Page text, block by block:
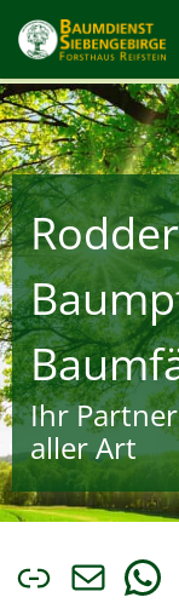
Zum Inhalt
Ihr
aller Art